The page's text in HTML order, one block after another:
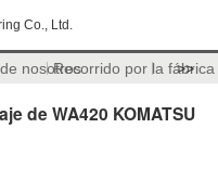
Co., Ltd.
nosotrosRecorrido por la fábrica
>>
de WA420 KOMATSU